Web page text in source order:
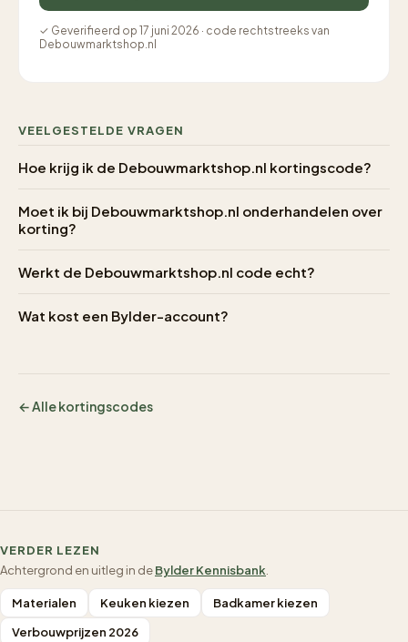
✓ Geverifieerd op 17 juni 2026 · code rechtstreeks van
Debouwmarktshop.nl
VEELGESTELDE VRAGEN
Hoe krijg ik de Debouwmarktshop.nl kortingscode?
Moet ik bij Debouwmarktshop.nl onderhandelen over
korting?
Werkt de Debouwmarktshop.nl code echt?
Wat kost een Bylder-account?
← Alle kortingscodes
VERDER LEZEN
Achtergrond en uitleg in deBylder Kennisbank
Materialen Keuken kiezen
Badkamer kiezen
Verbouwprijzen 2026